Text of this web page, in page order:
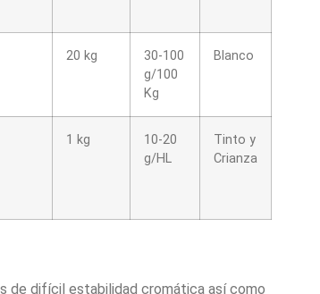
20 kg
30-100
g/100
Kg
Blanco
1 kg
10-20
g/HL
Tinto y
Crianza
de difícil estabilidad cromática así como